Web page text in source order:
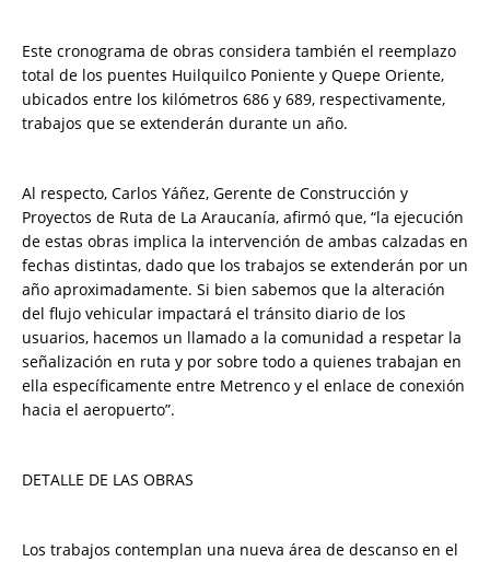
Este cronograma de obras considera también el reemplazo
total de los puentes Huilquilco Poniente y Quepe Oriente,
ubicados entre los kilómetros 686 y 689, respectivamente,
trabajos que se extenderán durante un año.
Al respecto, Carlos Yáñez, Gerente de Construcción y
Proyectos de Ruta de La Araucanía, afirmó que, “la ejecución
de estas obras implica la intervención de ambas calzadas en
fechas distintas, dado que los trabajos se extenderán por un
año aproximadamente. Si bien sabemos que la alteración
del flujo vehicular impactará el tránsito diario de los
usuarios, hacemos un llamado a la comunidad a respetar la
señalización en ruta y por sobre todo a quienes trabajan en
ella específicamente entre Metrenco y el enlace de conexión
hacia el aeropuerto”.
DETALLE DE LAS OBRAS
Los trabajos contemplan una nueva área de descanso en el